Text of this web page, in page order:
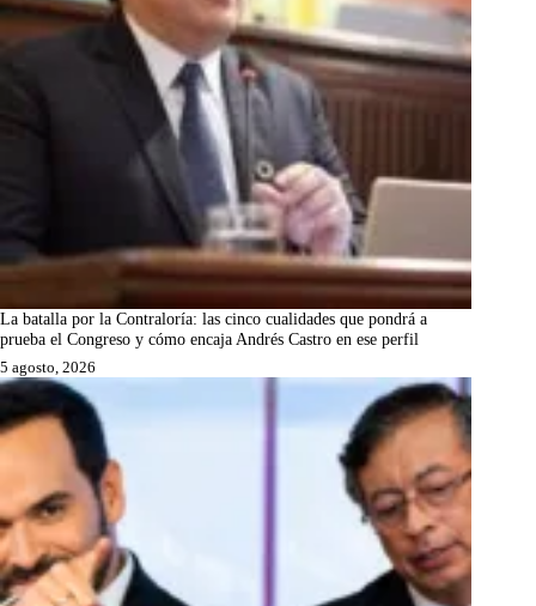
La batalla por la Contraloría: las cinco cualidades que pondrá a
prueba el Congreso y cómo encaja Andrés Castro en ese perfil
5 agosto, 2026